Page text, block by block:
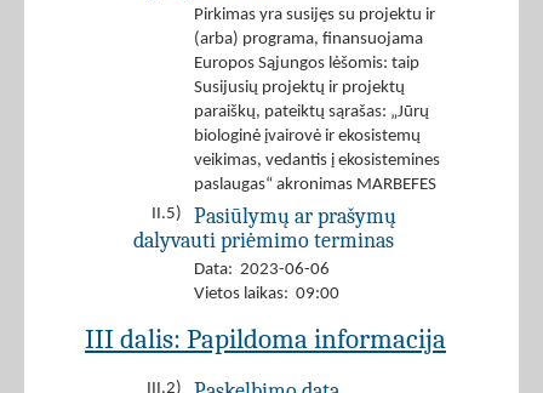
Pirkimas yra susijęs su projektu ir
(arba) programa, finansuojama
Europos Sąjungos lėšomis: taip
Susijusių projektų ir projektų
paraiškų, pateiktų sąrašas: „Jūrų
biologinė įvairovė ir ekosistemų
veikimas, vedantis į ekosistemines
paslaugas“ akronimas MARBEFES
II.5)
Pasiūlymų ar prašymų
dalyvauti priėmimo terminas
Data: 2023-06-06
Vietos laikas: 09:00
III dalis: Papildoma informacija
III.2)